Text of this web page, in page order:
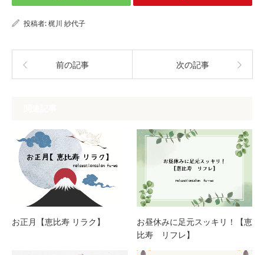
投稿者:梶川 紗代子
前の記事 次の記事
お正月【恵比寿 リラク】
お昼休みに足元スッキリ！【恵
比寿 リフレ】